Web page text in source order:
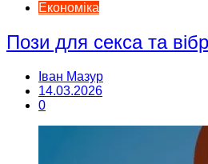
Економіка
Пози для секса та
Іван Мазур
14.03.2026
0